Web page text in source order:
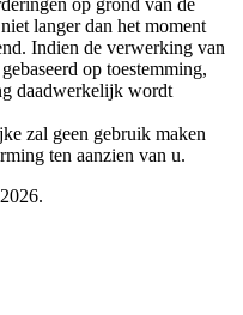
op grond van de
langer dan het moment
Indien de verwerking van
op toestemming,
daadwerkelijk wordt
zal geen gebruik maken
ten aanzien van u.